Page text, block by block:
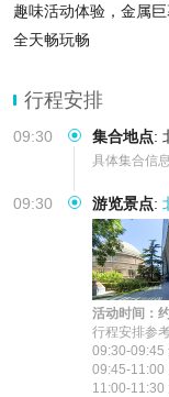
趣味活动体验，金属
全天畅玩畅
行程安排
09:30 集合地点:
具体集合信
09:30 游览景点:
活动时间：
行程安排参
09:30-09:45
09:45-11:00
11:00-11:30